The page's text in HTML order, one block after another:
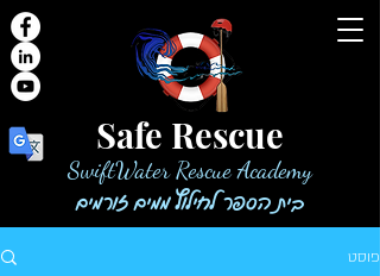
Safe Rescue
SwiftWater Rescue Academy
בית הספר לחילוץ ממים זורמים
פוסט